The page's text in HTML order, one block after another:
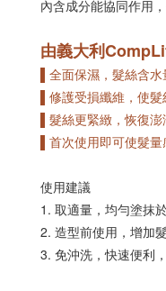
內含成分能協同作用
由義大利
▌全面保濕，髮絲含
▌修護受損纖維，使
▌髮絲更緊緻，恢復
▌首次使用即可使髮
使用建議
1. 取適量，均勻塗抹
2. 造型前使用，增加
3. 免沖洗，快速便利